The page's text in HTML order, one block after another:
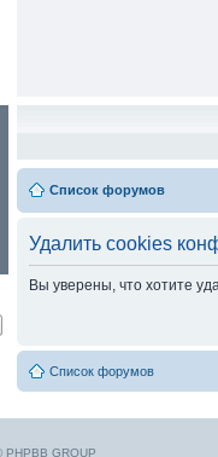
Список форумов
Удалить cookies
Вы уверены, что хотите
Список форумов
PHPBB GROUP